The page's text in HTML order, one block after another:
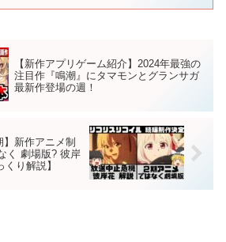
【新作アプリゲーム紹介】2024年最強の
注目作『鳴潮』にタマモンとグランサガ
最新作登場の週！
】新作アニメ制
く 劇場版? 彼岸
り解説】